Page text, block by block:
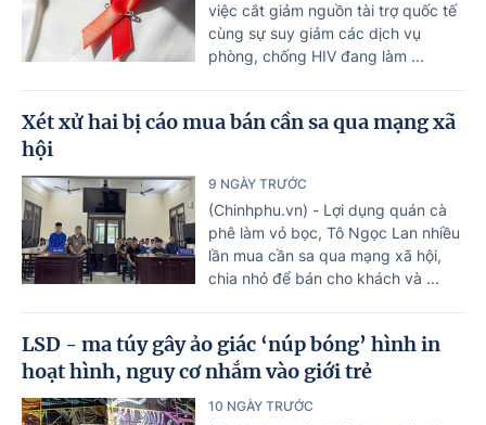
việc cắt giảm nguồn tài trợ quốc tế
cùng sự suy giảm các dịch vụ
phòng, chống HIV đang làm ...
Xét xử hai bị cáo mua bán cần sa qua mạng xã
hội
9 NGÀY TRƯỚC
(Chinhphu.vn) - Lợi dụng quán cà
phê làm vỏ bọc, Tô Ngọc Lan nhiều
lần mua cần sa qua mạng xã hội,
chia nhỏ để bán cho khách và ...
LSD - ma túy gây ảo giác ‘núp bóng’ hình in
hoạt hình, nguy cơ nhắm vào giới trẻ
10 NGÀY TRƯỚC